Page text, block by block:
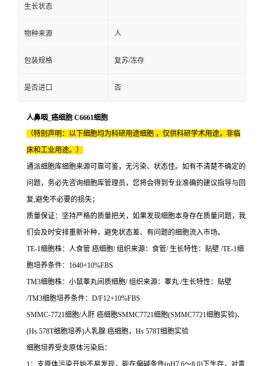
生长状态
物种来源 人
包装规格 复苏/冻存
是否进口 否
人鼻咽_癌细胞 C6661细胞
（特别声明：以下细胞均为科研用途细胞 ，仅供科研学术用途，非临
床和工业用途。）
通派细胞库细胞来源可靠可鉴，无污染、状态佳。如有不清楚不确定的
问题，务必先咨询细胞库管理员，您将会得到专业准确的建议指导与回
复,避免不必要的损失；
质量保证：坚持严格的质量把关，如果发现细胞本身存在质量问题，我
们会及时安排重新补种，避免状态差、有问题的细胞流入市场。
TE-1细胞株：人食管 癌细胞/ 组织来源：食管/ 生长特性：贴壁 /TE-1细
胞培养条件：1640+10%FBS
TM3细胞株：小鼠睾丸间质细胞/ 组织来源：睾丸 /生长特性：贴壁
/TM3细胞培养条件：D/F12+10%FBS
SMMC-7721细胞/人肝 癌细胞SMMC7721细胞(SMMC7721细胞实验)、
(Hs 578T细胞培养)人乳腺 癌细胞，Hs 578T细胞实验
细胞培养受支原体污染后：
1：支原体污染开始不易发现，能在偏碱条件(pH7.6～8.0)下生存，对青